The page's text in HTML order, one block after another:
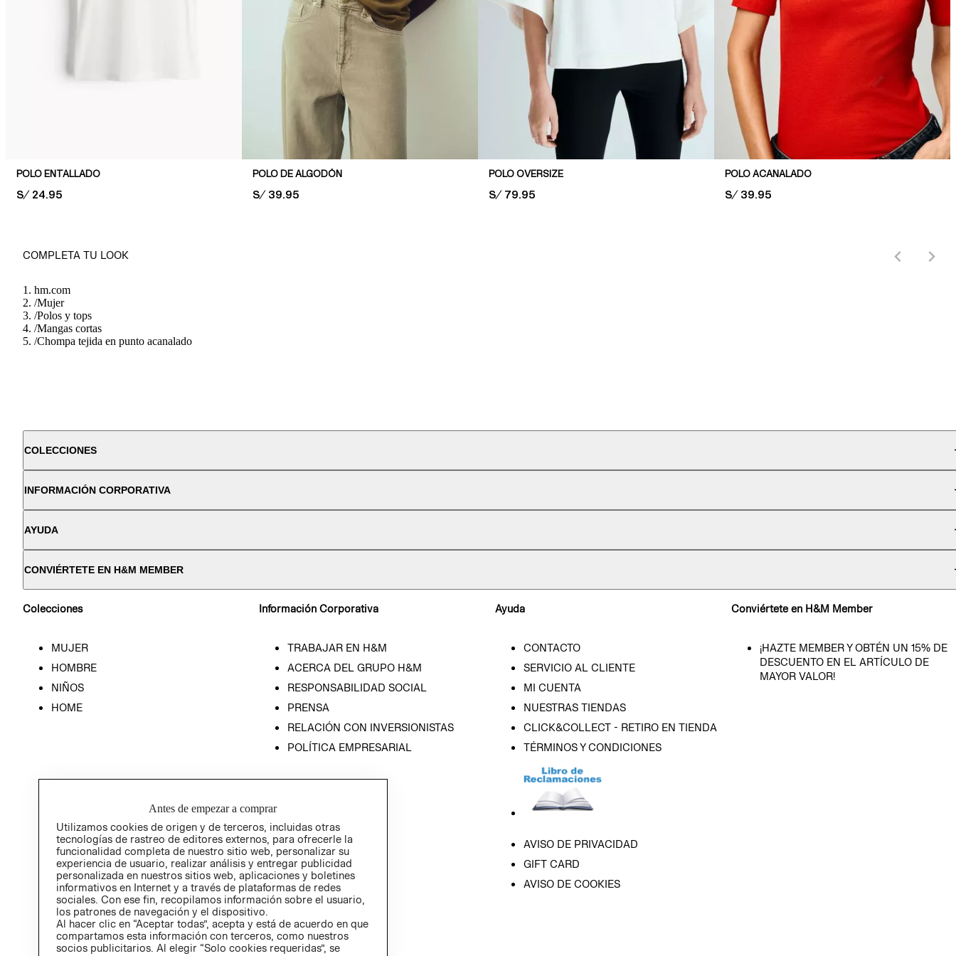
POLO ENTALLADO
PRICE:
S/ 24.95
POLO DE ALGODÓN
PRICE:
S/ 39.95
POLO OVERSIZE
PRICE:
S/ 79.95
POLO ACANALADO
PRICE:
S/ 39.95
COMPLETA TU LOOK
hm.com
/Mujer
/Polos y tops
/Mangas cortas
/Chompa tejida en punto acanalado
COLECCIONES
INFORMACIÓN CORPORATIVA
AYUDA
CONVIÉRTETE EN H&M MEMBER
Colecciones
MUJER
HOMBRE
NIÑOS
HOME
Información Corporativa
TRABAJAR EN H&M
ACERCA DEL GRUPO H&M
RESPONSABILIDAD SOCIAL
PRENSA
RELACIÓN CON INVERSIONISTAS
POLÍTICA EMPRESARIAL
Ayuda
CONTACTO
SERVICIO AL CLIENTE
MI CUENTA
NUESTRAS TIENDAS
CLICK&COLLECT - RETIRO EN TIENDA
TÉRMINOS Y CONDICIONES
AVISO DE PRIVACIDAD
GIFT CARD
AVISO DE COOKIES
Conviértete en H&M Member
¡HAZTE MEMBER Y OBTÉN UN 15% DE
DESCUENTO EN EL ARTÍCULO DE
MAYOR VALOR!
Antes de empezar a comprar
Utilizamos cookies de origen y de terceros, incluidas otras
tecnologías de rastreo de editores externos, para ofrecerle la
funcionalidad completa de nuestro sitio web, personalizar su
experiencia de usuario, realizar análisis y entregar publicidad
personalizada en nuestros sitios web, aplicaciones y boletines
informativos en Internet y a través de plataformas de redes
sociales. Con ese fin, recopilamos información sobre el usuario,
los patrones de navegación y el dispositivo.
Al hacer clic en “Aceptar todas”, acepta y está de acuerdo en que
compartamos esta información con terceros, como nuestros
socios publicitarios. Al elegir “Solo cookies requeridas”, se